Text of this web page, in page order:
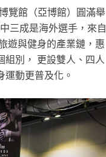
覽館（亞博館）圓滿舉
三成是海外選手，來自
遊與健身的產業鏈，惠
組別， 更設雙人、四人
動更普及化。